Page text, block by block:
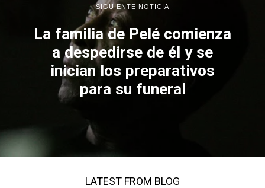
SIGUIENTE NOTICIA
La familia de Pelé comienza
a despedirse de él y se
inician los preparativos
para su funeral
LATEST FROM BLOG